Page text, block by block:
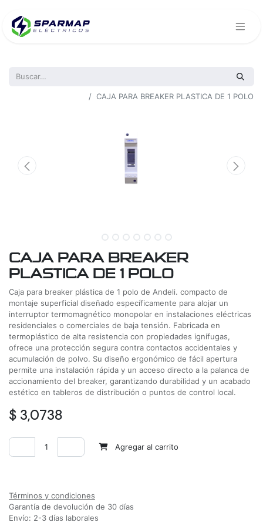
CAJA PARA BREAKER PLASTICA DE 1 POLO
CAJA PARA BREAKER
PLASTICA DE 1 POLO
Caja para breaker plástica de 1 polo de Andeli. compacto de
montaje superficial diseñado específicamente para alojar un
interruptor termomagnético monopolar en instalaciones eléctricas
residenciales o comerciales de baja tensión. Fabricada en
termoplástico de alta resistencia con propiedades ignífugas,
ofrece una protección segura contra contactos accidentales y
acumulación de polvo. Su diseño ergonómico de fácil apertura
permite una instalación rápida y un acceso directo a la palanca de
accionamiento del breaker, garantizando durabilidad y un acabado
estético en tableros de distribución o puntos de control local.
$ 3,0738
Agregar al carrito
Términos y condiciones
Garantía de devolución de 30 días
Envío: 2-3 días laborales